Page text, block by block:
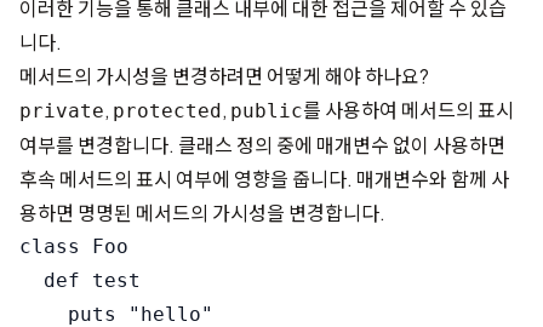
이러한 기능을 통해 클래스 내부에 대한 접근을 제어할 수 있습
니다.
메서드의 가시성을 변경하려면 어떻게 해야 하나요?
private, protected, public를 사용하여 메서드의 표시
여부를 변경합니다. 클래스 정의 중에 매개변수 없이 사용하면
후속 메서드의 표시 여부에 영향을 줍니다. 매개변수와 함께 사
용하면 명명된 메서드의 가시성을 변경합니다.
class Foo
  def test
    puts "hello"